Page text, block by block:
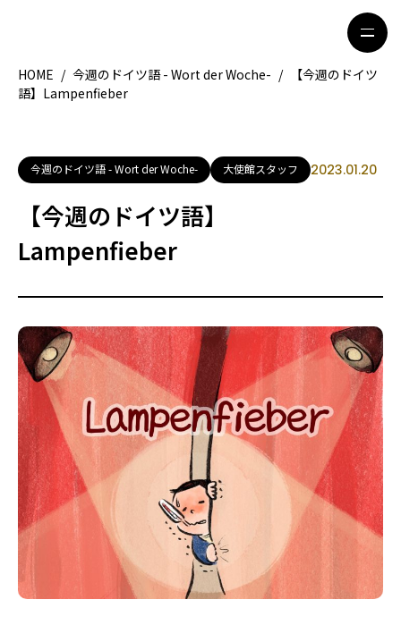
地域別ガイド
グルメ
観光ガイド
ライフスタイル
ライター募集
HOME / 今週のドイツ語 - Wort der Woche- /
【今週のドイツ
語】Lampenfieber
今週のドイツ語 - Wort der Woche- 大使館スタッフ 2023.01.20
【今週のドイツ語】
Lampenfieber